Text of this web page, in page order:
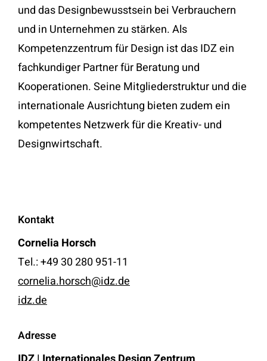
und das Designbewusstsein bei Verbrauchern
und in Unternehmen zu stärken. Als
Kompetenzzentrum für Design ist das IDZ ein
fachkundiger Partner für Beratung und
Kooperationen. Seine Mitgliederstruktur und die
internationale Ausrichtung bieten zudem ein
kompetentes Netzwerk für die Kreativ- und
Designwirtschaft.
Kontakt
Cornelia Horsch
Tel.: +49 30 280 951-11
cornelia.horsch@idz.de
idz.de
Adresse